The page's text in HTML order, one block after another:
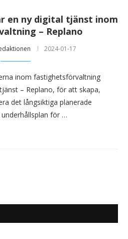
en ny digital tjänst inom
– Replano
2024-01-17
inom fastighetsförvaltning
– Replano, för att skapa,
det långsiktiga planerade
för …